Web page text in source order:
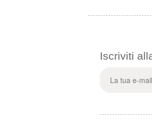
Iscriviti